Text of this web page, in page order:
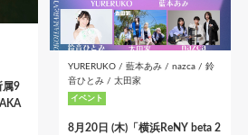
属9
YURERUKO / 藍本あみ / nazca / 鈴
音ひとみ / 太田家
イベント
8月20日 (木)「横浜ReNY beta 2